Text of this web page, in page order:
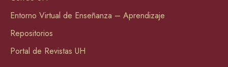
Entorno Virtual de Enseñanza – Aprendizaje
Repositorios
Portal de Revistas UH